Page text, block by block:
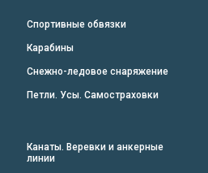
Спортивные обвязки
Карабины
Снежно-ледовое снаряжение
Петли. Усы. Самостраховки
Канаты. Веревки и анкерные
линии